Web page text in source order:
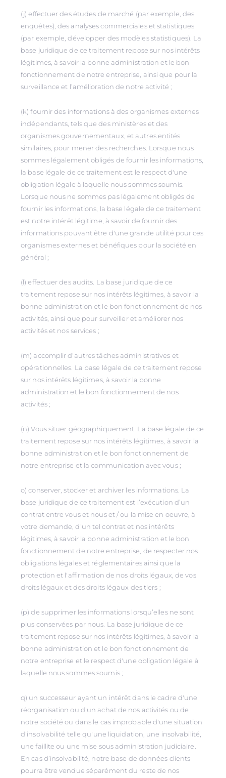
(j) effectuer des études de marché (par exemple, des
enquêtes), des analyses commerciales et statistiques
(par exemple, développer des modèles statistiques). La
base juridique de ce traitement repose sur nos intérêts
légitimes, à savoir la bonne administration et le bon
fonctionnement de notre entreprise, ainsi que pour la
surveillance et l’amélioration de notre activité ;
(k) fournir des informations à des organismes externes
indépendants, tels que des ministères et des
organismes gouvernementaux, et autres entités
similaires, pour mener des recherches. Lorsque nous
sommes légalement obligés de fournir les informations,
la base légale de ce traitement est le respect d'une
obligation légale à laquelle nous sommes soumis.
Lorsque nous ne sommes pas légalement obligés de
fournir les informations, la base légale de ce traitement
est notre intérêt légitime, à savoir de fournir des
informations pouvant être d'une grande utilité pour ces
organismes externes et bénéfiques pour la société en
général ;
(l) effectuer des audits. La base juridique de ce
traitement repose sur nos intérêts légitimes, à savoir la
bonne administration et le bon fonctionnement de nos
activités, ainsi que pour surveiller et améliorer nos
activités et nos services ;
(m) accomplir d'autres tâches administratives et
opérationnelles. La base légale de ce traitement repose
sur nos intérêts légitimes, à savoir la bonne
administration et le bon fonctionnement de nos
activités ;
(n) Vous situer géographiquement. La base légale de ce
traitement repose sur nos intérêts légitimes, à savoir la
bonne administration et le bon fonctionnement de
notre entreprise et la communication avec vous ;
o) conserver, stocker et archiver les informations. La
base juridique de ce traitement est l’exécution d’un
contrat entre vous et nous et / ou la mise en oeuvre, à
votre demande, d'un tel contrat et nos intérêts
légitimes, à savoir la bonne administration et le bon
fonctionnement de notre entreprise, de respecter nos
obligations légales et réglementaires ainsi que la
protection et l'affirmation de nos droits légaux, de vos
droits légaux et des droits légaux des tiers ;
(p) de supprimer les informations lorsqu’elles ne sont
plus conservées par nous. La base juridique de ce
traitement repose sur nos intérêts légitimes, à savoir la
bonne administration et le bon fonctionnement de
notre entreprise et le respect d'une obligation légale à
laquelle nous sommes soumis ;
q) un successeur ayant un intérêt dans le cadre d'une
réorganisation ou d'un achat de nos activités ou de
notre société ou dans le cas improbable d'une situation
d'insolvabilité telle qu'une liquidation, une insolvabilité,
une faillite ou une mise sous administration judiciaire.
En cas d’insolvabilité, notre base de données clients
pourra être vendue séparément du reste de nos